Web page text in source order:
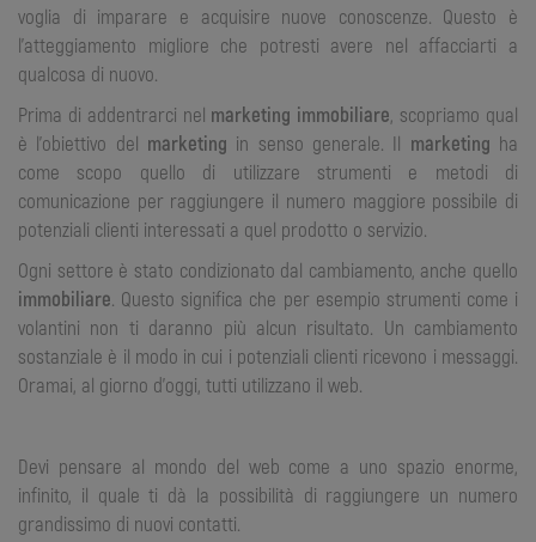
voglia di imparare e acquisire nuove conoscenze. Questo è
l’atteggiamento migliore che potresti avere nel affacciarti a
qualcosa di nuovo.
Prima di addentrarci nel marketing immobiliare, scopriamo qual
è l’obiettivo del marketing in senso generale. Il marketing ha
come scopo quello di utilizzare strumenti e metodi di
comunicazione per raggiungere il numero maggiore possibile di
potenziali clienti interessati a quel prodotto o servizio.
Ogni settore è stato condizionato dal cambiamento, anche quello
immobiliare. Questo significa che per esempio strumenti come i
volantini non ti daranno più alcun risultato. Un cambiamento
sostanziale è il modo in cui i potenziali clienti ricevono i messaggi.
Oramai, al giorno d’oggi, tutti utilizzano il web.
Devi pensare al mondo del web come a uno spazio enorme,
infinito, il quale ti dà la possibilità di raggiungere un numero
grandissimo di nuovi contatti.